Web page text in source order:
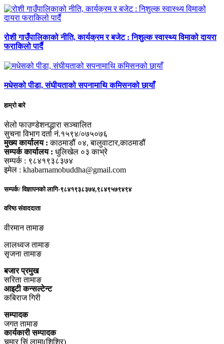
रोशी गाउँपालिकाको नीति, कार्यक्रम र बजेट : निशुल्क स्वास्थ्य विमाको दायरा
फराकिलो पार्दै
मधेसको पीडा, संघीयताको सपनामाथि कमिसनको छायाँ
हाम्रो बारे
सेलो फाउण्डेशनद्धारा सञ्चालित
सुचना विभाग दर्ता नं.१५९४/०७५०७६
मुख्य कार्यालय : काठमाडौं ०४, बालुवाटार,काठमाडौं
सम्पर्क कार्यालय : धुलिखेल ०३ काभ्रे
सम्पर्क : ९८४१९३८३७४
इमेल : khabarnamobuddha@gmail.com
सम्पर्क/ विज्ञापनको लागि-९८४१९३८३७४,९८४९५७९४९४
वरिष्ठ संवाददाता
वीरमान तामाङ
लालध्वज तामाङ
सृजना तामाङ
बजार प्रमुख
सरिता तामाङ
आइटी कन्सल्टेन्ट
कबिराज गिरी
सम्पादक
जगत तामाङ
कार्यकारी सम्पादक
चमार सिं लामा(शिशिर)